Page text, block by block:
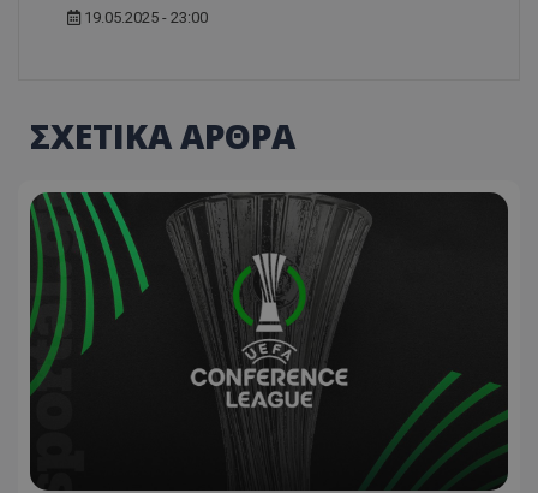
19.05.2025 - 23:00
ΣΧΕΤΙΚΑ ΑΡΘΡΑ